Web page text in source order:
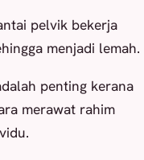
pelvik bekerja
menjadi lemah.
penting kerana
merawat rahim